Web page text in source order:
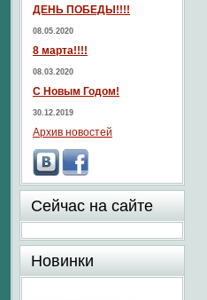
ДЕНЬ ПОБЕДЫ!!!!
08.05.2020
8 марта!!!!
08.03.2020
С Новым Годом!
30.12.2019
Архив новостей
Сейчас на сайте
Новинки